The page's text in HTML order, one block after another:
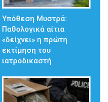
Υπόθεση Μυστρά:
Παθολογικά αίτια
«δείχνει» η πρώτη
εκτίμηση του
ιατροδικαστή